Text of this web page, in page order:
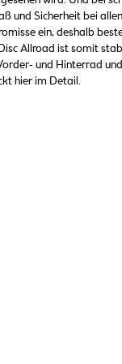
und Sicherheit bei
ein, deshalb
Allroad ist somit
und Hinterrad
hier im Detail.